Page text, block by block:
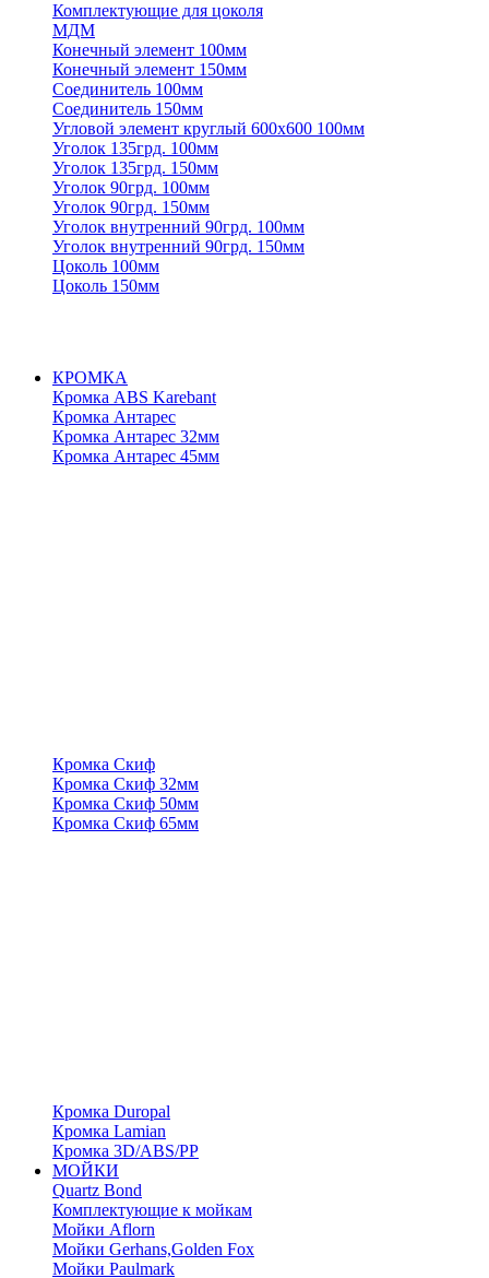
Комплектующие для цоколя
МДМ
Конечный элемент 100мм
Конечный элемент 150мм
Соединитель 100мм
Соединитель 150мм
Угловой элемент круглый 600х600 100мм
Уголок 135грд. 100мм
Уголок 135грд. 150мм
Уголок 90грд. 100мм
Уголок 90грд. 150мм
Уголок внутренний 90грд. 100мм
Уголок внутренний 90грд. 150мм
Цоколь 100мм
Цоколь 150мм
КРОМКА
Кромка ABS Karebant
Кромка Антарес
Кромка Антарес 32мм
Кромка Антарес 45мм
Кромка Скиф
Кромка Скиф 32мм
Кромка Скиф 50мм
Кромка Скиф 65мм
Кромка Duropal
Кромка Lamian
Кромка 3D/ABS/PP
МОЙКИ
Quartz Bond
Комплектующие к мойкам
Мойки Aflorn
Мойки Gerhans,Golden Fox
Мойки Paulmark